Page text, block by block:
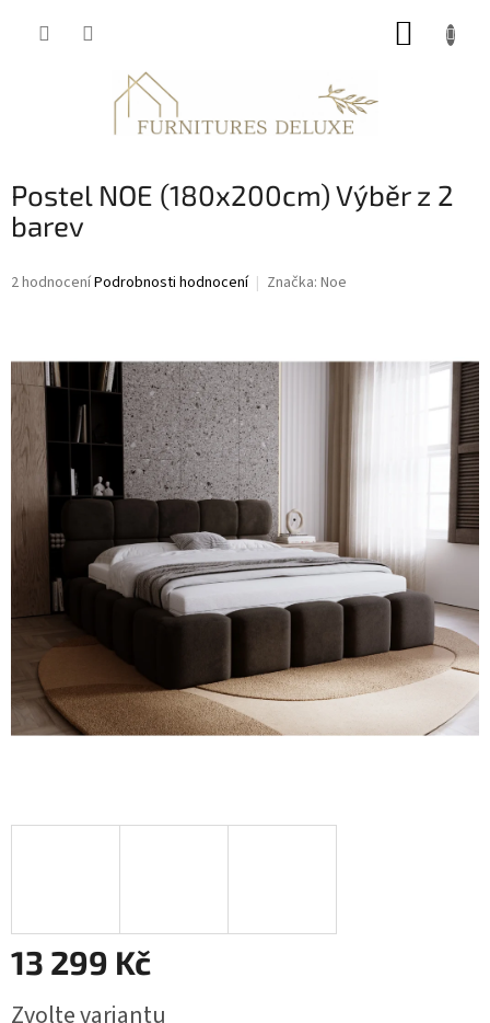
Postel NOE (180x200cm) Výběr z 2
barev
Průměrné
5,0
z
5
hvězdiček.
2 hodnoceníPodrobnosti hodnocení Značka: Noe
13 299 Kč
Zvolte variantu